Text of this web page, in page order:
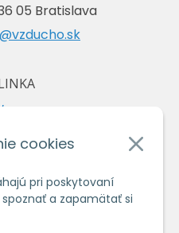
cookies
pri poskytovaní
spoznať a zapamätať si
05 Bratislava
4464 0134
729 042
NÁKUPE